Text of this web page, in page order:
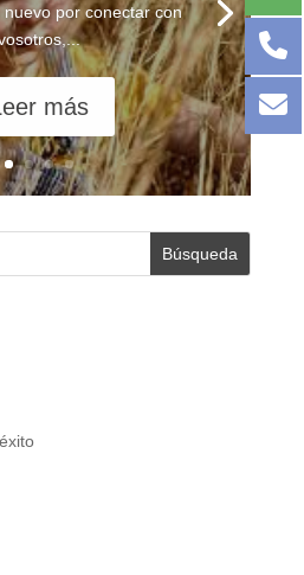
por conectar con
más